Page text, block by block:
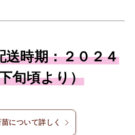
送時期：２０２４
旬頃より）
について詳しく